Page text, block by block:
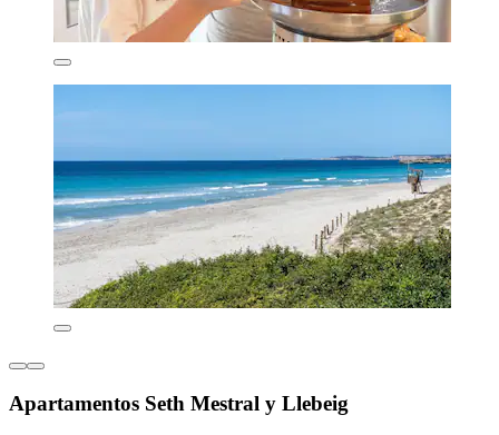
Apartamentos Seth Mestral y Llebeig